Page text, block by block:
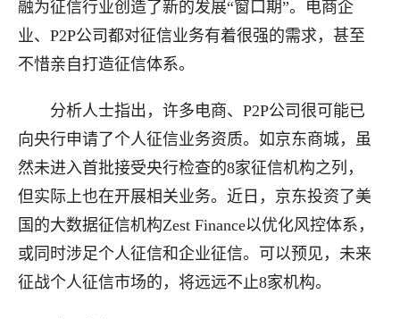
融为征信行业创造了新的发展“窗口期”。电商企
业、P2P公司都对征信业务有着很强的需求，甚至
不惜亲自打造征信体系。
分析人士指出，许多电商、P2P公司很可能已
向央行申请了个人征信业务资质。如京东商城，虽
然未进入首批接受央行检查的8家征信机构之列，
但实际上也在开展相关业务。近日，京东投资了美
国的大数据征信机构Zest Finance以优化风控体系，
或同时涉足个人征信和企业征信。可以预见，未来
征战个人征信市场的，将远远不止8家机构。